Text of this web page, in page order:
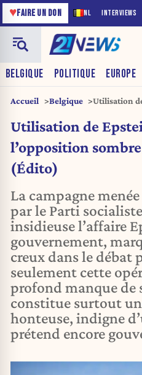
NL INTERVIEWS
♥FAIRE UN DON
BELGIQUE POLITIQUE EUROPE
Accueil Belgique
Utilisation
Utilisation de
l’opposition
(Édito)
La campagne
par le Parti
insidieuse l’affaire
gouvernement,
creux dans le débat
seulement cette
profond manque de
constitue surtout
honteuse, indigne
prétend encore